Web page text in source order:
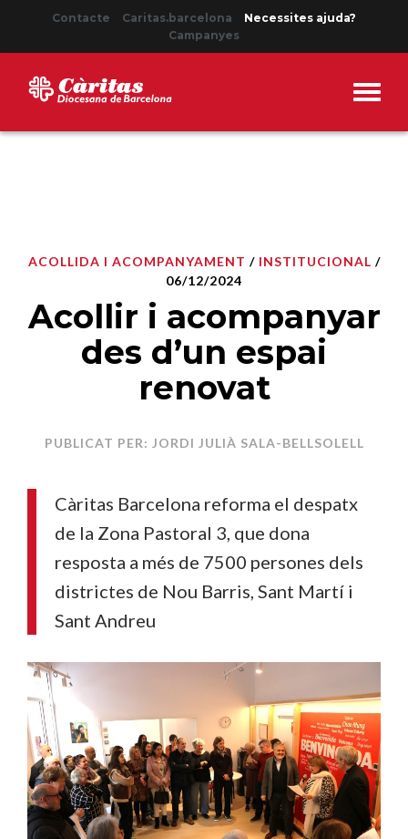
Contacte Caritas.barcelona
Necessites ajuda?
Campanyes
ACOLLIDA I ACOMPANYAMENT / INSTITUCIONAL /
06/12/2024
Acollir i acompanyar
des d’un espai
renovat
PUBLICAT PER: JORDI JULIÀ SALA-BELLSOLELL
Càritas Barcelona reforma el despatx
de la Zona Pastoral 3, que dona
resposta a més de 7500 persones dels
districtes de Nou Barris, Sant Martí i
Sant Andreu